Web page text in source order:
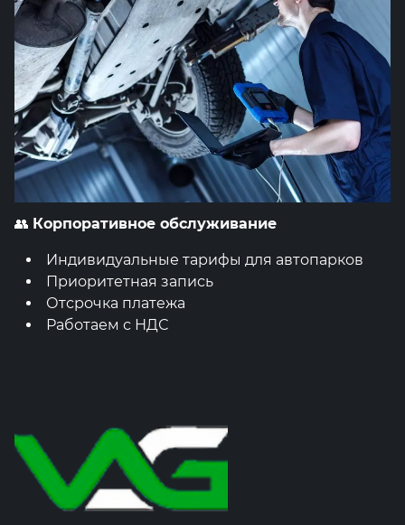
👥 Корпоративное обслуживание
Индивидуальные тарифы для автопарков
Приоритетная запись
Отсрочка платежа
Работаем с НДС